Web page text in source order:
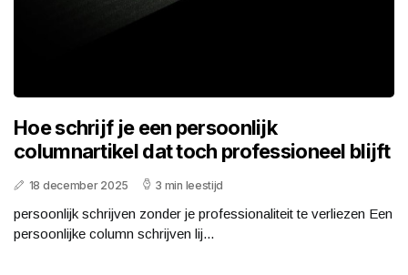
Hoe schrijf je een persoonlijk
columnartikel dat toch professioneel blijft
18 december 2025 3 min leestijd
persoonlijk schrijven zonder je professionaliteit te verliezen Een
persoonlijke column schrijven lij...